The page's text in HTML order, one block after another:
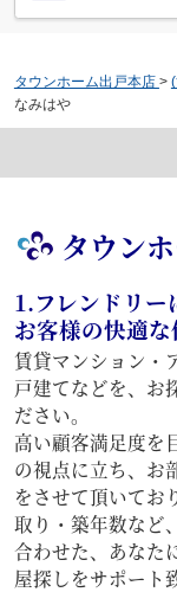
タウンホーム出戸本店 >
なみはや
タウン
1.フレンドリー
お客様の快適
賃貸マンション・
戸建てなどを、お
ださい。
高い顧客満足度を
の視点に立ち、お
をさせて頂いてお
取り・築年数など
合わせた、あなた
屋探しをサポート